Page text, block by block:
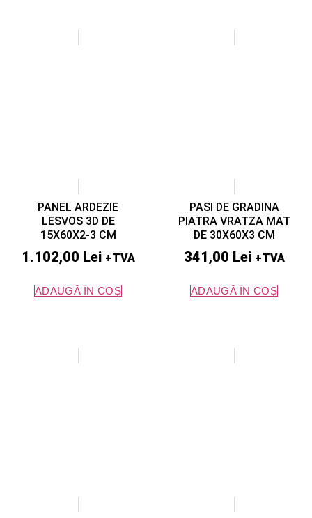
PANEL ARDEZIE
LESVOS 3D DE
15X60X2-3 CM
1.102,00 Lei +TVA
ADAUGĂ ÎN COȘ
PASI DE GRADINA
PIATRA VRATZA MAT
DE 30X60X3 CM
341,00 Lei +TVA
ADAUGĂ ÎN COȘ